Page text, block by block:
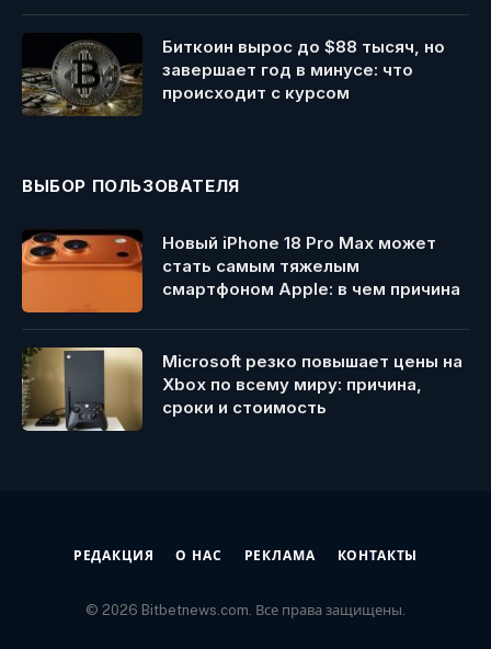
Биткоин вырос до $88 тысяч, но
завершает год в минусе: что
происходит с курсом
ВЫБОР ПОЛЬЗОВАТЕЛЯ
Новый iPhone 18 Pro Max может
стать самым тяжелым
смартфоном Apple: в чем причина
Microsoft резко повышает цены на
Xbox по всему миру: причина,
сроки и стоимость
РЕДАКЦИЯ О НАС РЕКЛАМА КОНТАКТЫ
© 2026 Bitbetnews.com. Все права защищены.